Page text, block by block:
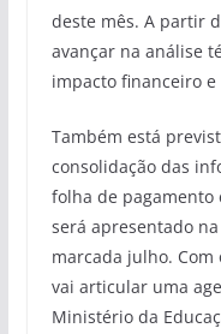
deste mês. A partir
avançar na análise
impacto financeiro
Também está
consolidação das
folha de pagamento
será apresentado
marcada julho.
vai articular uma
Ministério da